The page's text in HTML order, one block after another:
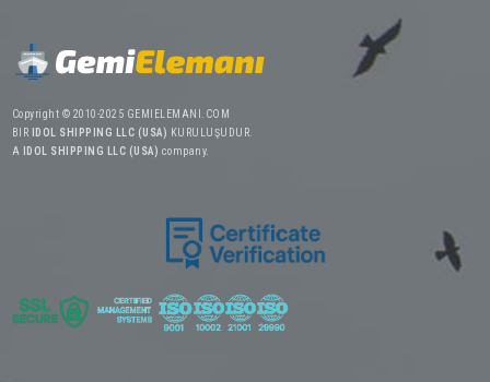
Copyright © 2010-2025 GEMIELEMANI.COM
BIR
IDOL SHIPPING LLC (USA) KURULUŞUDUR.
A
IDOL SHIPPING LLC (USA) company.